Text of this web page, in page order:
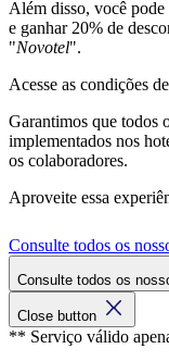
Além disso, você pode
e ganhar 20% de
"Novotel".
Acesse as condições
Garantimos que todos
implementados nos
os colaboradores.
Aproveite essa
Consulte todos os
Consulte todos os
Close button
** Serviço válido